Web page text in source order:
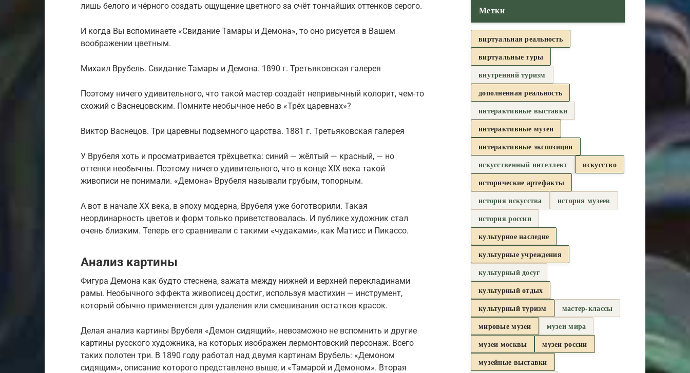
лишь белого и чёрного создать ощущение цветного за счёт тончайших оттенков серого.
И когда Вы вспоминаете «Свидание Тамары и Демона», то оно рисуется в Вашем
воображении цветным.
Михаил Врубель. Свидание Тамары и Демона. 1890 г. Третьяковская галерея
Поэтому ничего удивительного, что такой мастер создаёт непривычный колорит, чем-то
схожий с Васнецовским. Помните необычное небо в «Трёх царевнах»?
Виктор Васнецов. Три царевны подземного царства. 1881 г. Третьяковская галерея
У Врубеля хоть и просматривается трёхцветка: синий — жёлтый — красный, — но
оттенки необычны. Поэтому ничего удивительного, что в конце XIX века такой
живописи не понимали. «Демона» Врубеля называли грубым, топорным.
А вот в начале XX века, в эпоху модерна, Врубеля уже боготворили. Такая
неординарность цветов и форм только приветствовалась. И публике художник стал
очень близким. Теперь его сравнивали с такими «чудаками», как Матисс и Пикассо.
Анализ картины
Фигура Демона как будто стеснена, зажата между нижней и верхней перекладинами
рамы. Необычного эффекта живописец достиг, используя мастихин — инструмент,
который обычно применяется для удаления или смешивания остатков красок.
Делая анализ картины Врубеля «Демон сидящий», невозможно не вспомнить и другие
картины русского художника, на которых изображен лермонтовский персонаж. Всего
таких полотен три. В 1890 году работал над двумя картинам Врубель: «Демоном
сидящим», описание которого представлено выше, и «Тамарой и Демоном». Вторая
Метки
виртуальная реальность
виртуальные туры
внутренний туризм
дополненная реальность
интерактивные выставки
интерактивные музеи
интерактивные экспозиции
искусственный интеллект
искусство
исторические артефакты
история искусства
история музеев
история россии
культурное наследие
культурные учреждения
культурный досуг
культурный отдых
культурный туризм
мастер-классы
мировые музеи
музеи мира
музеи москвы
музеи россии
музейные выставки